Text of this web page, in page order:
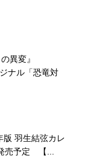
異変』
ナル「恐竜対
版 羽生結弦カレ
売予定 【...